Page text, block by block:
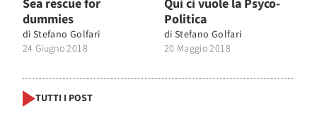
Sea rescue for
dummies
di Stefano Golfari
24 Giugno 2018
Qui ci vuole la Psyco-
Politica
di Stefano Golfari
20 Maggio 2018
TUTTI I POST